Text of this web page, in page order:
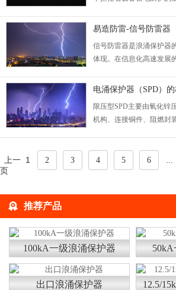
是一个需要特别关注的问
易造防雷-信号防雷器
信号防雷器是浪涌保护器
体现。在信息化高速发展
越来越普遍，得到大家
类很多，应根据相应的需
电涌保护器（SPD）
阻
限压型SPD主要由氧化锌
机构、连接铜件、阻燃封
失效原理。...
上一
页
1 2 3 4 5 6
推荐产品
100kA一级浪涌保护器
出口浪涌保护器 12.5/